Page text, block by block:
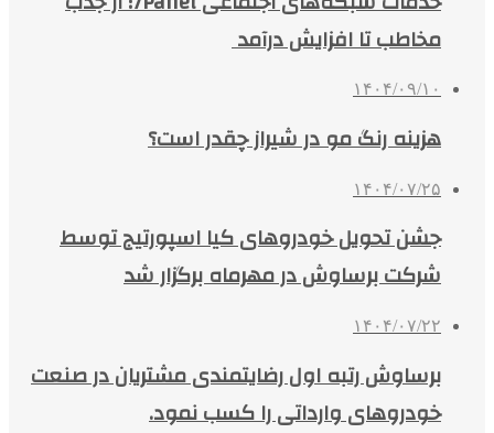
مخاطب تا افزایش درآمد
۱۴۰۴/۰۹/۱۰
هزینه رنگ مو در شیراز چقدر است؟
۱۴۰۴/۰۷/۲۵
جشن تحویل خودروهای کیا اسپورتیج توسط
شرکت برساوش در مهرماه برگزار شد
۱۴۰۴/۰۷/۲۲
برساوش رتبه اول رضایتمندی مشتریان در صنعت
خودروهای وارداتی را کسب نمود.